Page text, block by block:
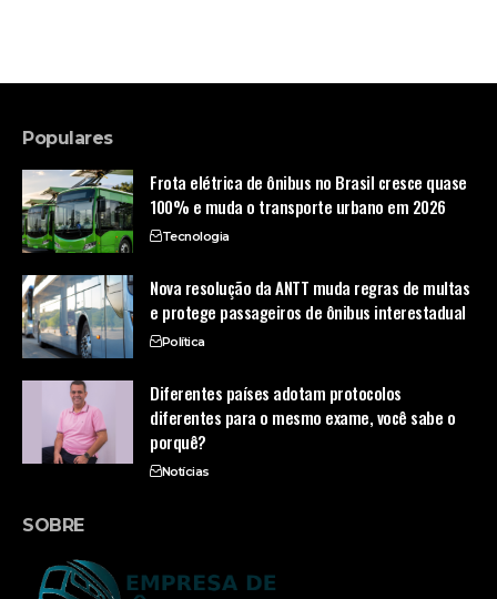
Populares
Frota elétrica de ônibus no Brasil cresce quase
100% e muda o transporte urbano em 2026
Tecnologia
Nova resolução da ANTT muda regras de multas
e protege passageiros de ônibus interestadual
Política
Diferentes países adotam protocolos
diferentes para o mesmo exame, você sabe o
porquê?
Notícias
SOBRE